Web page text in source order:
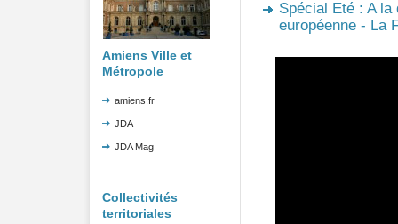
Amiens Ville et
Métropole
amiens.fr
JDA
JDA Mag
Collectivités
territoriales
Spécial Eté : A la
européenne - La